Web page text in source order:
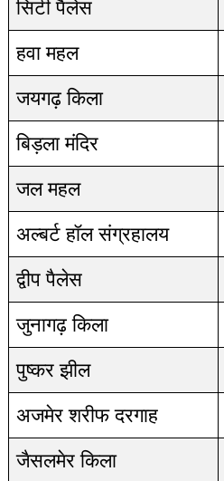
सिटी पैलेस
हवा महल
जयगढ़ किला
बिड़ला मंदिर
जल महल
अल्बर्ट हॉल संग्रहालय
द्वीप पैलेस
जुनागढ़ किला
पुष्कर झील
अजमेर शरीफ दरगाह
जैसलमेर किला